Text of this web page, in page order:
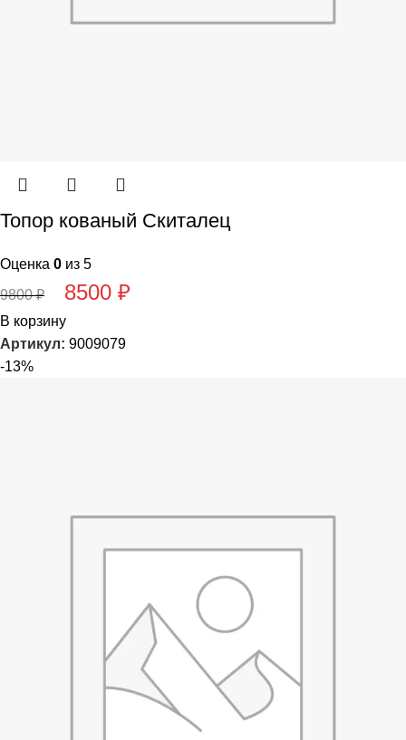
Топор кованый Скиталец
Оценка 0 из 5
9800₽ 8500 ₽
В корзину
Артикул: 9009079
-13%